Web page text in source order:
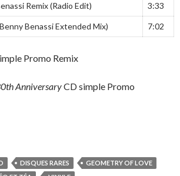
Remix (Radio Edit) 3:33
Benassi Extended Mix) 7:02
Promo Remix
AnniversaryCD simple Promo
DISQUES RARES
GEOMETRY OF LOVE